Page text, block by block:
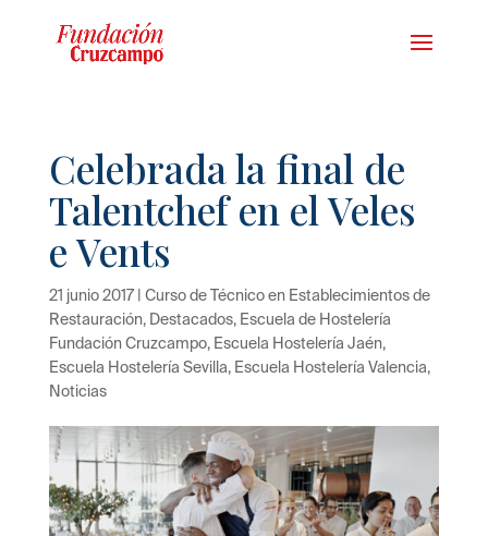
Celebrada la final de
Talentchef en el Veles
e Vents
21 junio 2017| Curso de Técnico en Establecimientos de
Restauración, Destacados, Escuela de Hostelería
Fundación Cruzcampo, Escuela Hostelería Jaén,
Escuela Hostelería Sevilla, Escuela Hostelería Valencia,
Noticias